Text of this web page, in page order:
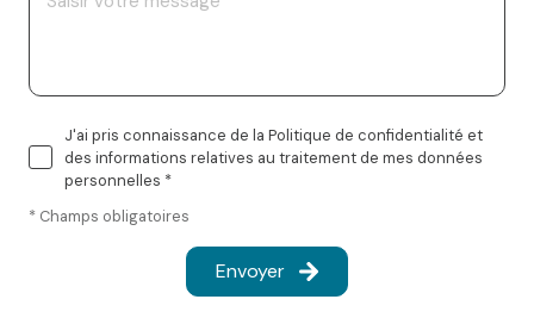
J'ai pris connaissance de la Politique de confidentialité et
des informations relatives au traitement de mes données
personnelles *
* Champs obligatoires
Envoyer